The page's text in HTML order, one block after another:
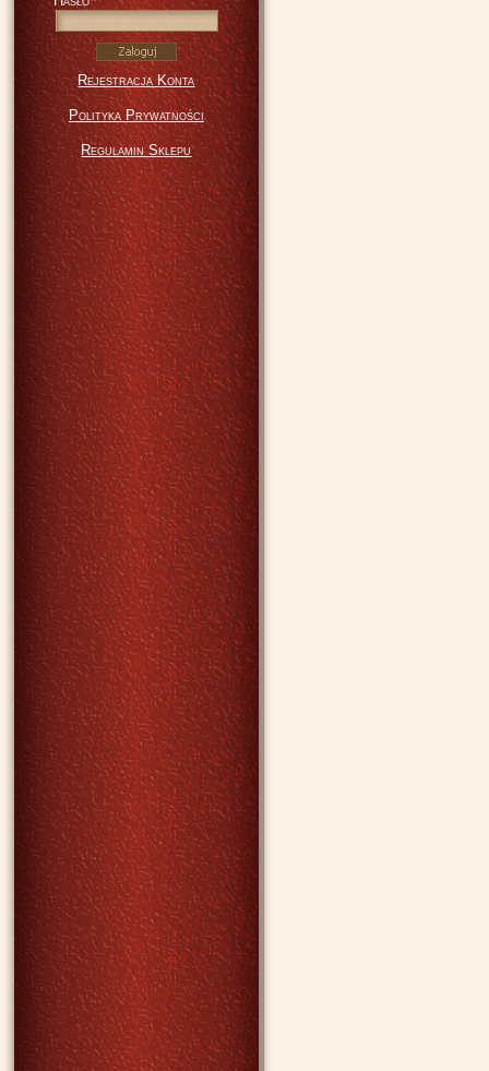
Rejestracja Konta
Polityka Prywatności
Regulamin Sklepu